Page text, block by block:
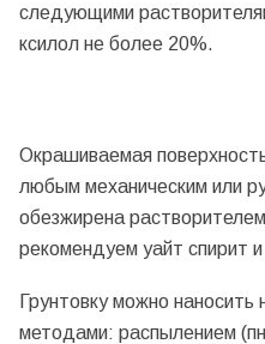
следующими
ксилол не более 20%.
Окрашиваемая
любым механическим или
обезжирена
рекомендуем уайт спирит
Грунтовку можно наносить
методами: распылением